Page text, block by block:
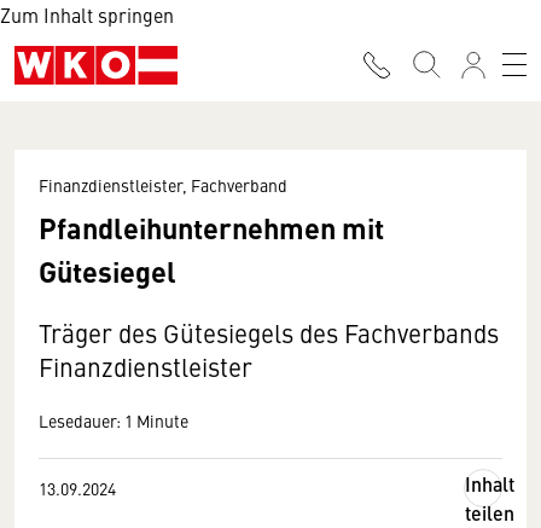
Zum Inhalt springen
Finanzdienstleister, Fachverband
Pfandleihunternehmen mit
Gütesiegel
Träger des Gütesiegels des Fachverbands
Finanzdienstleister
Lesedauer: 1 Minute
13.09.2024
Inhalt
teilen